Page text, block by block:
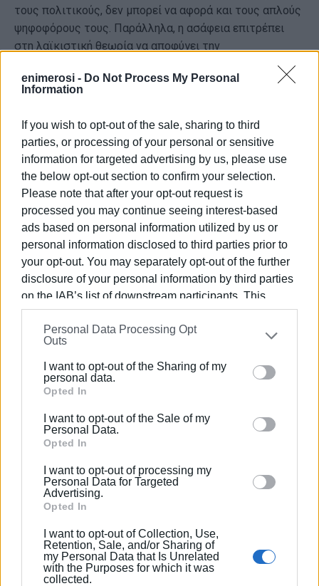
enimerosi - Do Not Process My Personal
Information
If you wish to opt-out of the sale, sharing to third
parties, or processing of your personal or sensitive
information for targeted advertising by us, please use
the below opt-out section to confirm your selection.
Please note that after your opt-out request is
processed you may continue seeing interest-based
ads based on personal information utilized by us or
personal information disclosed to third parties prior to
your opt-out. You may separately opt-out of the further
disclosure of your personal information by third parties
on the IAB’s list of downstream participants. This
information may also be disclosed by us to third parties
on theIAB’s List of Downstream Participants
that may
further disclose it to other third parties.
Please note that this website/app uses one or more
Google services and may gather and store information
behaviour. You may click to grant or deny consent to
Google and its third-party tags to use your data for
section.
Personal Data Processing Opt
Outs
I want to opt-out of the Sharing of my
personal data.
Opted In
I want to opt-out of the Sale of my
Personal Data.
Opted In
I want to opt-out of processing my
Personal Data for Targeted
Advertising.
Opted In
I want to opt-out of Collection, Use,
Retention, Sale, and/or Sharing of
my Personal Data that Is Unrelated
with the Purposes for which it was
collected.
τους πολιτικούς, δεν μπορεί να αφορά και τους απλούς
ψηφοφόρους τους. Παράλληλα, η ασάφεια επιτρέπει
στη λαϊκιστική θεωρία να αποφύγει την
προσδιορίζει ένα συγκεκριμένο κριτήριο επιτυχίας/
Ας επανέλθουμε όμως στο κριτήριο του
αποτελέσματος. Η Ιστορία διαθέτει παραδείγματα
κινημάτων και επαναστάσεων που πληρούσαν τα
κριτήρια του λαϊκισμού αλλά τελικά όντως επέφεραν
αλλαγές, που μόνο έτσι θα γίνονταν. Η ουσία του
λαϊκισμού εμπεριέχει σίγουρα την κινητοποίηση της
κοινωνίας, και καθόλου την διοίκησή της – αν όμως
αυτό αλλάξει, το κίνημα μεταμορφώνεται σε μη
λαϊκιστικό. Το θέμα είναι ότι κάποτε, η μεταμόρφωση
αυτή συμβαίνει κάτω από την επιφάνεια και δεν υψώνει
Έτσι, ακόμη και αν έχουμε όλα τα κριτήρια υπόψιν μας,
υπάρχουν γκρίζες ζώνες που είναι αδύνατο να
απαλειφθούν χωρίς τη… στερνή μας γνώση.
Εμφανίσεις: 117
ΚΩΣΤΑΣ ΣΠΙΓΓΟΣ
Ο Κωνσταντίνος Χρ. Σπίγγος γεννήθηκε το 1971
στον Πειραιά, μεγάλωσε στο Χαϊδάρι και ζει